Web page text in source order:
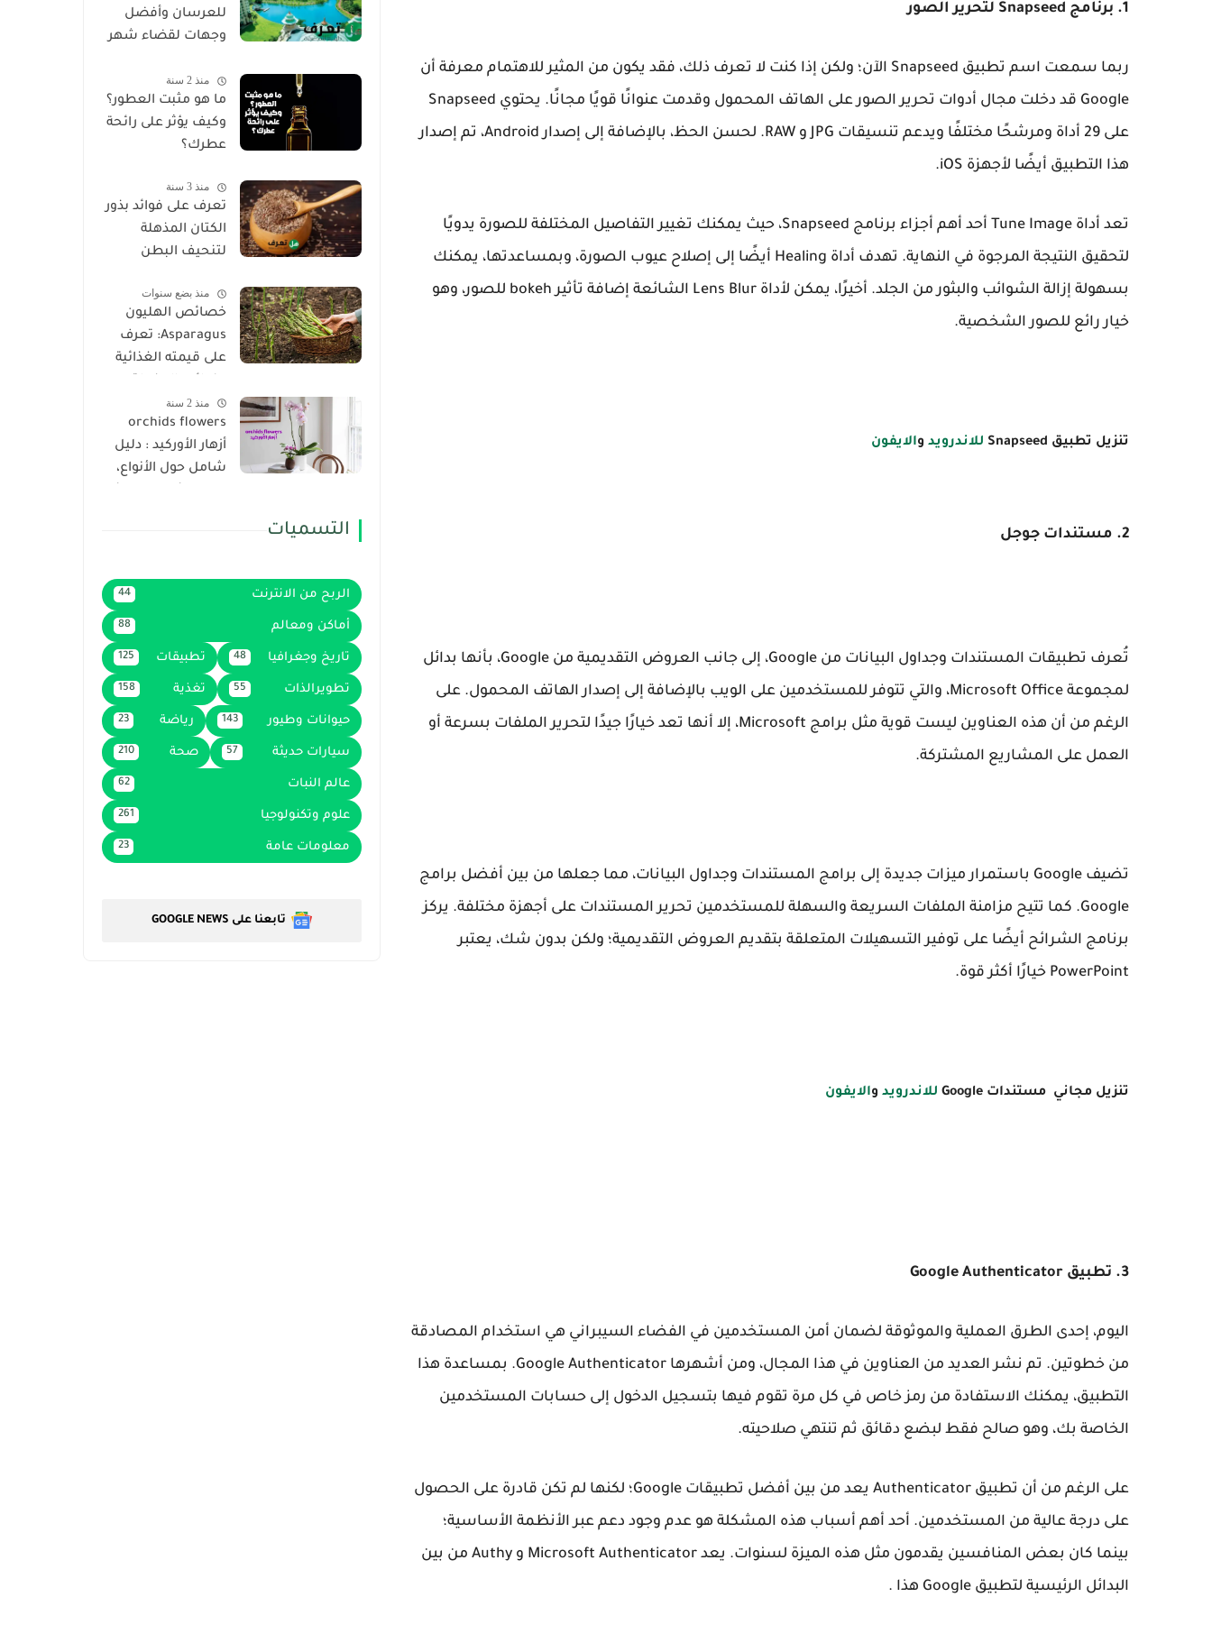
1. برنامج Snapseed لتحرير الصور
ربما سمعت اسم تطبيق Snapseed الآن؛ ولكن إذا كنت لا تعرف ذلك، فقد يكون من المثير للاهتمام معرفة أن
Google قد دخلت مجال أدوات تحرير الصور على الهاتف المحمول وقدمت عنوانًا قويًا مجانًا. يحتوي Snapseed
على 29 أداة ومرشحًا مختلفًا ويدعم تنسيقات JPG و RAW. لحسن الحظ، بالإضافة إلى إصدار Android، تم إصدار
هذا التطبيق أيضًا لأجهزة iOS.
تعد أداة Tune Image أحد أهم أجزاء برنامج Snapseed، حيث يمكنك تغيير التفاصيل المختلفة للصورة يدويًا
لتحقيق النتيجة المرجوة في النهاية. تهدف أداة Healing أيضًا إلى إصلاح عيوب الصورة، وبمساعدتها، يمكنك
بسهولة إزالة الشوائب والبثور من الجلد. أخيرًا، يمكن لأداة Lens Blur الشائعة إضافة تأثير bokeh للصور، وهو
خيار رائع للصور الشخصية.
تنزيل تطبيق Snapseed للاندرويد والايفون
2. مستندات جوجل
تُعرف تطبيقات المستندات وجداول البيانات من Google، إلى جانب العروض التقديمية من Google، بأنها بدائل
لمجموعة Microsoft Office، والتي تتوفر للمستخدمين على الويب بالإضافة إلى إصدار الهاتف المحمول. على
الرغم من أن هذه العناوين ليست قوية مثل برامج Microsoft، إلا أنها تعد خيارًا جيدًا لتحرير الملفات بسرعة أو
العمل على المشاريع المشتركة.
تضيف Google باستمرار ميزات جديدة إلى برامج المستندات وجداول البيانات، مما جعلها من بين أفضل برامج
Google. كما تتيح مزامنة الملفات السريعة والسهلة للمستخدمين تحرير المستندات على أجهزة مختلفة. يركز
برنامج الشرائح أيضًا على توفير التسهيلات المتعلقة بتقديم العروض التقديمية؛ ولكن بدون شك، يعتبر
PowerPoint خيارًا أكثر قوة.
تنزيل مجاني مستندات Google للاندرويد والايفون
3. تطبيق Google Authenticator
اليوم، إحدى الطرق العملية والموثوقة لضمان أمن المستخدمين في الفضاء السيبراني هي استخدام المصادقة
من خطوتين. تم نشر العديد من العناوين في هذا المجال، ومن أشهرها Google Authenticator. بمساعدة هذا
التطبيق، يمكنك الاستفادة من رمز خاص في كل مرة تقوم فيها بتسجيل الدخول إلى حسابات المستخدمين
الخاصة بك، وهو صالح فقط لبضع دقائق ثم تنتهي صلاحيته.
على الرغم من أن تطبيق Authenticator يعد من بين أفضل تطبيقات Google؛ لكنها لم تكن قادرة على الحصول
على درجة عالية من المستخدمين. أحد أهم أسباب هذه المشكلة هو عدم وجود دعم عبر الأنظمة الأساسية؛
بينما كان بعض المنافسين يقدمون مثل هذه الميزة لسنوات. يعد Microsoft Authenticator و Authy من بين
البدائل الرئيسية لتطبيق Google هذا .
للعرسان وأفضل
وجهات لقضاء شهر
منذ 2 سنة
ما هو مثبت العطور؟
وكيف يؤثر على رائحة
عطرك؟
منذ 3 سنة
تعرف على فوائد بذور
الكتان المذهلة
لتنحيف البطن
منذ بضع سنوات
خصائص الهليون
Asparagus: تعرف
على قيمته الغذائية
منذ 2 سنة
orchids flowers
أزهار الأوركيد : دليل
شامل حول الأنواع،
التسميات
الربح من الانترنت 44
أماكن ومعالم 88
تاريخ وجغرافيا 48 تطبيقات 125
تطويرالذات 55 تغذية 158
حيوانات وطيور 143 رياضة 23
سيارات حديثة 57 صحة 210
عالم النبات 62
علوم وتكنولوجيا 261
معلومات عامة 23
تابعنا على GOOGLE NEWS